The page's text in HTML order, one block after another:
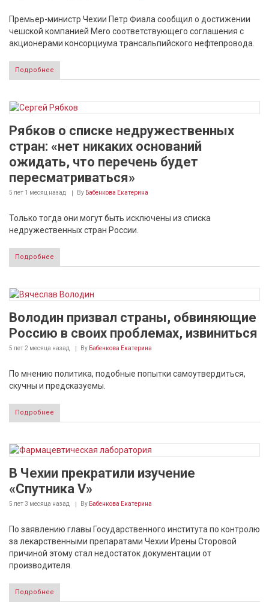
Премьер-министр Чехии Петр Фиала сообщил о достижении
чешской компанией Mero соответствующего соглашения с
акционерами консорциума трансальпийского нефтепровода.
Подробнее
Рябков о списке недружественных
стран: «нет никаких оснований
ожидать, что перечень будет
пересматриваться»
5 лет 1 месяц назад By Бабенкова Екатерина
Только тогда они могут быть исключены из списка
недружественных стран России.
Подробнее
Володин призвал страны, обвиняющие
Россию в своих проблемах, извиниться
5 лет 2 месяца назад By Бабенкова Екатерина
По мнению политика, подобные попытки самоутвердиться,
скучны и предсказуемы.
Подробнее
В Чехии прекратили изучение
«Спутника V»
5 лет 3 месяца назад By Бабенкова Екатерина
По заявлению главы Государственного института по контролю
за лекарственными препаратами Чехии Ирены Сторовой
причиной этому стал недостаток документации от
производителя.
Подробнее